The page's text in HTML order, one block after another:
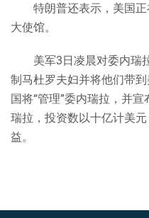
特朗普还表示，美国正
大使馆。
美军3日凌晨对委内瑞
制马杜罗夫妇并将他们带
国将“管理”委内瑞拉，并
瑞拉，投资数以十亿计美
益。